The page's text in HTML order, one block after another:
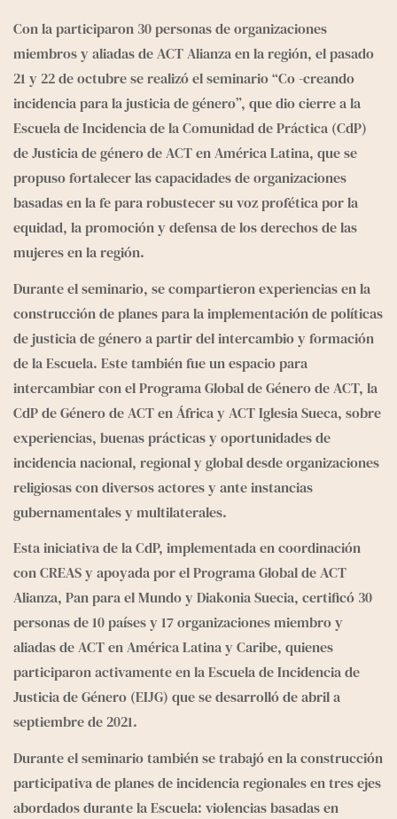
Con la participaron 30 personas de organizaciones
miembros y aliadas de ACT Alianza en la región, el pasado
21 y 22 de octubre se realizó el seminario “Co -creando
Escuela de Incidencia de la Comunidad de Práctica (CdP)
de Justicia de género de ACT en América Latina, que se
propuso fortalecer las capacidades de organizaciones
basadas en la fe para robustecer su voz profética por la
equidad, la promoción y defensa de los derechos de las
mujeres en la región.
Durante el seminario, se compartieron experiencias en la
construcción de planes para la implementación de políticas
de justicia de género a partir del intercambio y formación
de la Escuela. Este también fue un espacio para
intercambiar con el Programa Global de Género de ACT, la
CdP de Género de ACT en África y ACT Iglesia Sueca, sobre
experiencias, buenas prácticas y oportunidades de
incidencia nacional, regional y global desde organizaciones
religiosas con diversos actores y ante instancias
gubernamentales y multilaterales.
Esta iniciativa de la CdP, implementada en coordinación
con CREAS y apoyada por el Programa Global de ACT
Alianza, Pan para el Mundo y Diakonia Suecia, certificó 30
personas de 10 países y 17 organizaciones miembro y
aliadas de ACT en América Latina y Caribe, quienes
participaron activamente en la Escuela de Incidencia de
Justicia de Género (EIJG) que se desarrolló de abril a
septiembre de 2021.
Durante el seminario también se trabajó en la construcción
participativa de planes de incidencia regionales en tres ejes
abordados durante la Escuela: violencias basadas en